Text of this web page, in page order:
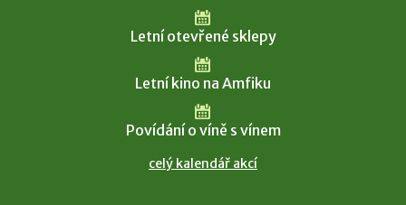
Letní otevřené sklepy
Letní kino na Amfiku
Povídání o víně s vínem
celý kalendář akcí